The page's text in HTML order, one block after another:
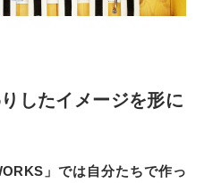
したイメージを形に
」では自分たちで作っ